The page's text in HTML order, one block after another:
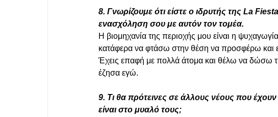
8. Γνωρίζουμε ότι είστε ο ιδρυτής της La
ενασχόληση σου με αυτόν τον τομέα.
Η βιομηχανία της περιοχής μου είναι η
κατάφερα να φτάσω στην θέση να προσφέρω και
Έχεις επαφή με πολλά άτομα και θέλω να δώσω
έζησα εγώ.
9. Τι θα πρότεινες σε άλλους νέους που
είναι στο μυαλό τους;